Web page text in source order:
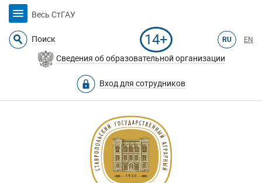
Весь СтГАУ
Поиск 14+ RU EN
Сведения об образовательной организации
Вход для сотрудников